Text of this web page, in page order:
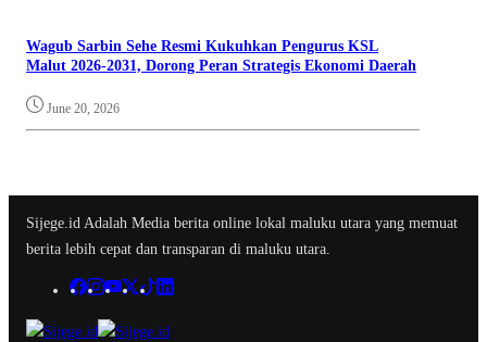
Wagub Sarbin Sehe Resmi Kukuhkan Pengurus KSL
Malut 2026-2031, Dorong Peran Strategis Ekonomi Daerah
June 20, 2026
Sijege.id Adalah Media berita online lokal maluku utara yang memuat
berita lebih cepat dan transparan di maluku utara.